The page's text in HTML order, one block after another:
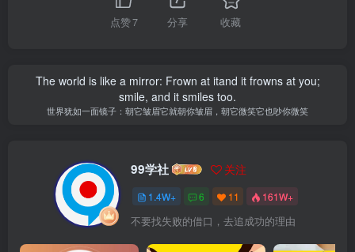
点赞7 分享 收藏
The world is like a mirror: Frown at itand it frowns at you;
smile, and it smiles too.
世界犹如一面镜子：朝它皱眉它就朝你皱眉，朝它微笑它也吵你微笑
99学社 关注
1.4W+ 6 11 161W+
不要找失败的借口，去追成功的理由